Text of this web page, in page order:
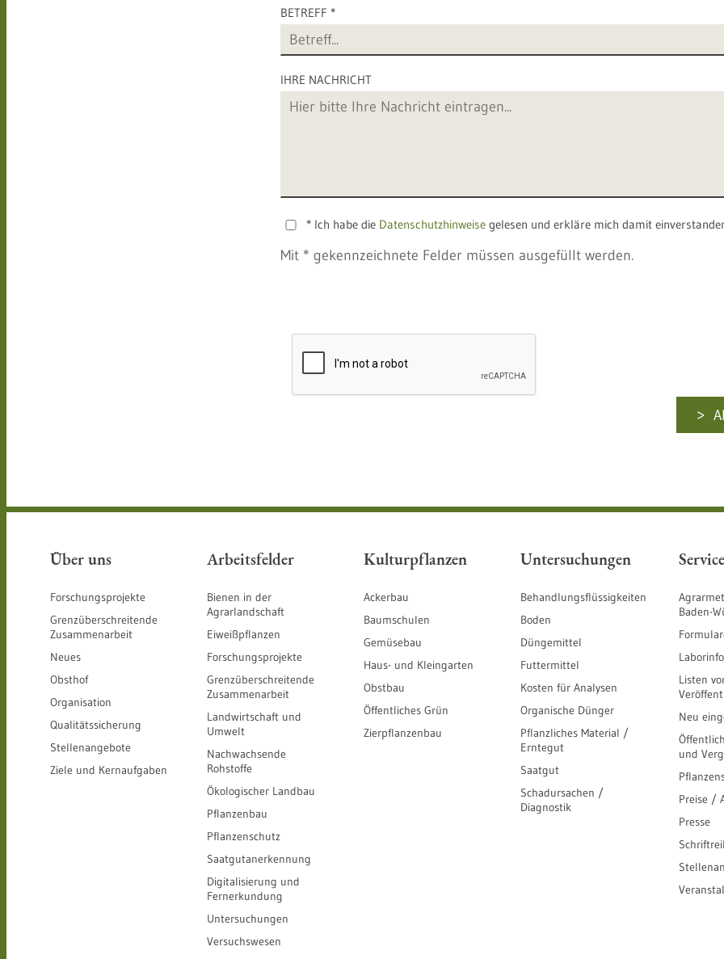
BETREFF *
IHRE NACHRICHT
* Ich habe die Datenschutzhinweise gelesen und erkläre mich damit
Mit * gekennzeichnete Felder müssen ausgefüllt werden.
Über uns
Forschungsprojekte
Grenzüberschreitende
Zusammenarbeit
Neues
Obsthof
Organisation
Qualitätssicherung
Stellenangebote
Ziele und Kernaufgaben
Arbeitsfelder
Bienen in der
Agrarlandschaft
Eiweißpflanzen
Forschungsprojekte
Grenzüberschreitende
Zusammenarbeit
Landwirtschaft und
Umwelt
Nachwachsende
Rohstoffe
Ökologischer Landbau
Pflanzenbau
Pflanzenschutz
Saatgutanerkennung
Digitalisierung und
Fernerkundung
Untersuchungen
Versuchswesen
Kulturpflanzen
Ackerbau
Baumschulen
Gemüsebau
Haus- und Kleingarten
Obstbau
Öffentliches Grün
Zierpflanzenbau
Untersuchungen
Behandlungsflüssigkeiten
Boden
Düngemittel
Futtermittel
Kosten für Analysen
Organische Dünger
Pflanzliches Material /
Erntegut
Saatgut
Schadursachen /
Diagnostik
Service
Baden-
Listen
Neu
und
Preise /
Presse